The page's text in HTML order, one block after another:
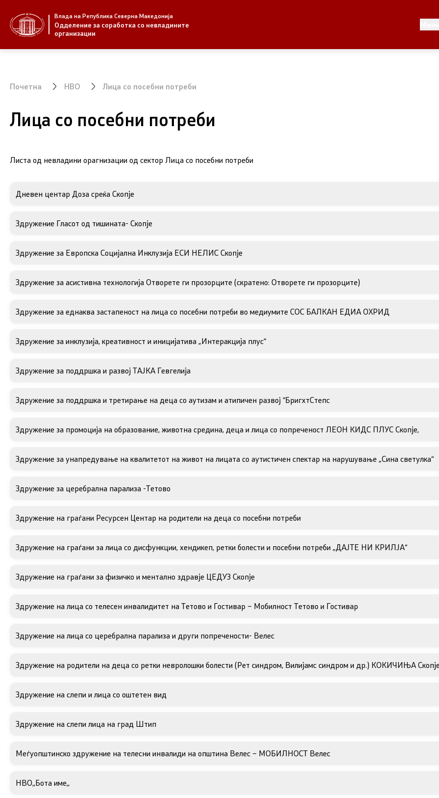
Влада на Република Северна Македонија
Одделение за соработка со невладините
организации
За нас
сектор
граѓанските организации
Реализација
Контакт
Контакт
Линкови
Почетна НВО Лица со посебни потреби
Лица со посебни потреби
Листа од невладини орагнизации од сектор Лица со посебни потреби
Дневен центар Доза среќа Скопје
Здружение Гласот од тишината- Скопје
Здружение за Европска Социјална Инклузија ЕСИ НЕЛИС Скопје
Здружение за асистивна технологија Отворете ги прозорците (скратено: Отворете ги прозорците)
Здружение за еднаква застапеност на лица со посебни потреби во медиумите СОС БАЛКАН ЕДИА ОХРИД
Здружение за инклузија, креативност и иницијатива „Интеракција плус“
Здружение за поддршка и развој ТАЈКА Гевгелија
Здружение за поддршка и третирање на деца со аутизам и атипичен развој “БригхтСтепс
Здружение за промоција на образование, животна средина, деца и лица со попреченост ЛЕОН КИДС ПЛУС Скопје,
Здружение за унапредување на квалитетот на живот на лицата со аутистичен спектар на нарушување „Сина светулка“
Здружение за церебрална парализа -Тетово
Здружение на граѓани Ресурсен Центар на родители на деца со посебни потреби
Здружение на граѓани за лица со дисфункции, хендикеп, ретки болести и посебни потреби „ДАЈТЕ НИ КРИЛЈА“
Здружение на граѓани за физичко и ментално здравје ЦЕДУЗ Скопје
Здружение на лица со телесен инвалидитет на Тетово и Гостивар – Мобилност Тетово и Гостивар
Здружение на лица со церебрална парализа и други попречености- Велес
Здружение на родители на деца со ретки невролошки болести (Рет синдром, Вилијамс синдром и др.) КОКИЧИЊА
Здружение на слепи и лица со оштетен вид
Здружение на слепи лица на град Штип
Меѓуопштинско здружение на телесни инвалиди на општина Велес – МОБИЛНОСТ Велес
НВО,,Бота име,,